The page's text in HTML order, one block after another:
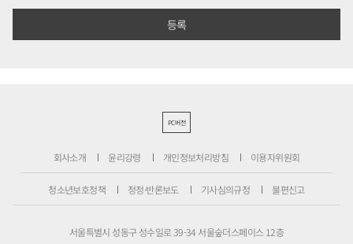
PC버전
회사소개 윤리강령 개인정보처리방침 이용자위원회
청소년보호정책 정정·반론보도 기사심의규정 불편신고
서울특별시 성동구 성수일로 39-34 서울숲더스페이스 12층